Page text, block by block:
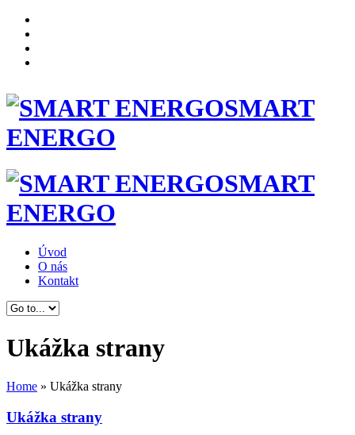
SMART
ENERGO
SMART
ENERGO
Úvod
O nás
Kontakt
Ukážka strany
Home » Ukážka strany
Ukážka strany